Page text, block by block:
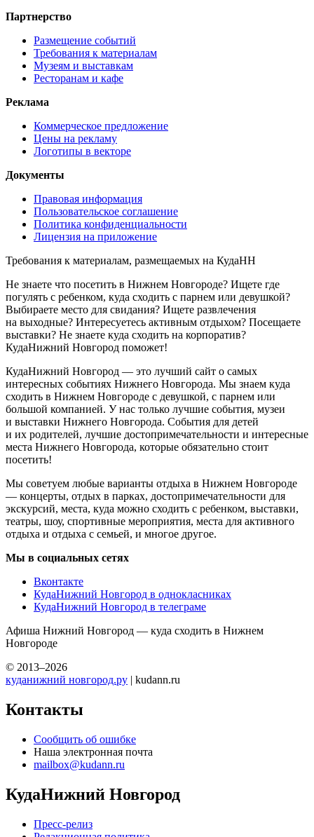
Партнерство
Размещение событий
Требования к материалам
Музеям и выставкам
Ресторанам и кафе
Реклама
Коммерческое предложение
Цены на рекламу
Логотипы в векторе
Документы
Правовая информация
Пользовательское соглашение
Политика конфиденциальности
Лицензия на приложение
Требования к материалам, размещаемых на КудаНН
Не знаете что посетить в Нижнем Новгороде? Ищете где
погулять с ребенком, куда сходить с парнем или девушкой?
Выбираете место для свидания? Ищете развлечения
на выходные? Интересуетесь активным отдыхом? Посещаете
выставки? Не знаете куда сходить на корпоратив?
КудаНижний Новгород поможет!
КудаНижний Новгород — это лучший сайт о самых
интересных событиях Нижнего Новгорода. Мы знаем куда
сходить в Нижнем Новгороде с девушкой, с парнем или
большой компанией. У нас только лучшие события, музеи
и выставки Нижнего Новгорода. События для детей
и их родителей, лучшие достопримечательности и интересные
места Нижнего Новгорода, которые обязательно стоит
посетить!
Мы советуем любые варианты отдыха в Нижнем Новгороде
— концерты, отдых в парках, достопримечательности для
экскурсий, места, куда можно сходить с ребенком, выставки,
театры, шоу, спортивные мероприятия, места для активного
отдыха и отдыха с семьей, и многое другое.
Мы в социальных сетях
Вконтакте
КудаНижний Новгород в однокласниках
КудаНижний Новгород в телеграме
Афиша Нижний Новгород — куда сходить в Нижнем
Новгороде
© 2013–2026
куданижний новгород.ру | kudann.ru
Контакты
Сообщить об ошибке
Наша электронная почта
mailbox@kudann.ru
КудаНижний Новгород
Пресс-релиз